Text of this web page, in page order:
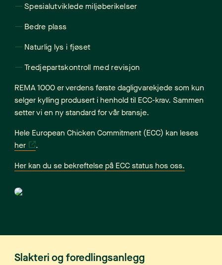
Spesialutviklede miljøberikelser
Bedre plass
Naturlig lys i fjøset
Tredjepartskontroll med revisjon
REMA 1000 er verdens første dagligvarekjede som kun
selger kylling produsert i henhold til ECC-krav. Sammen
setter vi en ny standard for vår bransje.
Hele European Chicken Commitment (ECC) kan leses
her
.
Her kan du se bekreftelse på ECC status hos oss.
Slakteri og foredlingsanlegg